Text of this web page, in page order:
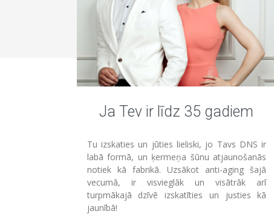
Ja Tev ir līdz 35 gadiem
Tu izskaties un jūties lieliski, jo Tavs DNS ir
labā formā, un ķermeņa šūnu atjaunošanās
notiek kā fabrikā. Uzsākot anti-aging šajā
vecumā, ir visvieglāk un visātrāk arī
turpmākajā dzīvē izskatīties un justies kā
jaunībā!